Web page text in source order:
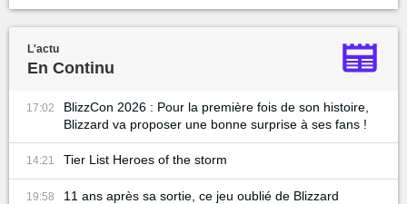
L'actu
En Continu
17:02
BlizzCon 2026 : Pour la première fois de son histoire,
Blizzard va proposer une bonne surprise à ses fans !
14:21 Tier List Heroes of the storm
19:58
11 ans après sa sortie, ce jeu oublié de Blizzard